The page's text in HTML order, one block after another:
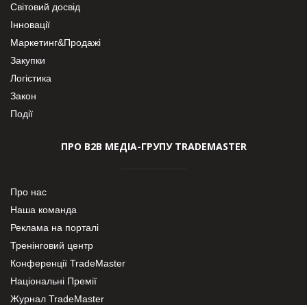
Світовий досвід
Інновації
Маркетинг&Продажі
Закупки
Логістика
Закон
Події
ПРО В2В МЕДІА-ГРУПУ TRADEMASTER
Про нас
Наша команда
Реклама на порталі
Тренінговий центр
Конференції TradeMaster
Національні Премії
Журнал TradeMaster